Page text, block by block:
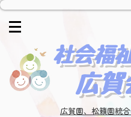
社会福
広賀
広賀園、松籟園統